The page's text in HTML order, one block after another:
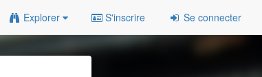
Explorer S'inscrire Se connecter